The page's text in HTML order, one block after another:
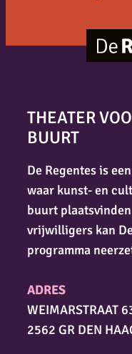
THEATER
BUURT
De Regentes is
waar kunst- en
buurt
vrijwilligers kan
programma
ADRES
WEIMARSTRAAT
2562 GR DEN